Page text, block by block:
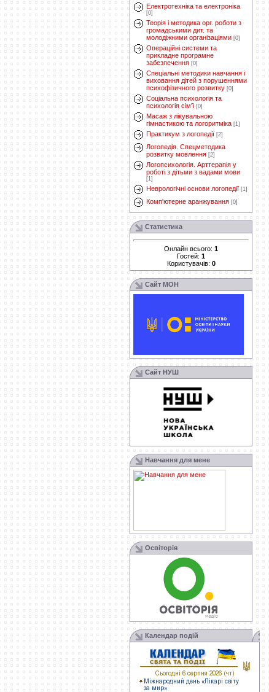
Електротехніка та електроніка
[0]
Теорія і методика орг. роботи з
громадськими дит. та
молодіжними організаціями [0]
Операційні системи та
прикладне програмне
забезпечення [0]
Спеціальні методики навчання і
виховання дітей з порушеннями
психофізичного розвитку [0]
Соціальна психологія та
психологія сім'ї [0]
Масаж з лікувальною
гімнастикою та логоритміка [1]
Практикум з логопедії [2]
Логопедія. Спецметодика
розвитку мовлення [2]
Логопсихологія. Арттерапія у
роботі з дітьми з вадами мови
[1]
Неврологічні основи логопедії [1]
Комп'ютерне аранжування [0]
Статистика
Онлайн всього: 1
Гостей: 1
Користувачів: 0
Сайт МОН
Сайт НУШ
Навчання для мене
Освіторія
Календар подій